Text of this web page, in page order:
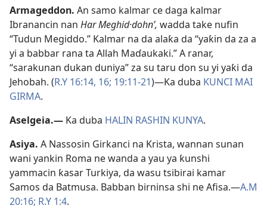
Armageddon. An samo kalmar ce daga kalmar
Ibranancin nan Har Meghid·dohnʹ, wadda take nufin
“Tudun Megiddo.” Kalmar na da alaƙa da “yaƙin da za a
yi a babbar rana ta Allah Maɗaukaki.” A ranar,
“sarakunan dukan duniya” za su taru don su yi yaƙi da
Jehobah. (R.Y 16:14, 16; 19:11-21)​—Ka duba ƘUNCI MAI
GIRMA.
Aselgeia.​— Ka duba HALIN RASHIN KUNYA.
Asiya. A Nassosin Girkanci na Krista, wannan sunan
wani yankin Roma ne wanda a yau ya ƙunshi
yammacin ƙasar Turkiya, da wasu tsibirai kamar
Samos da Batmusa. Babban birninsa shi ne Afisa.​—A.M
20:16; R.Y 1:4.